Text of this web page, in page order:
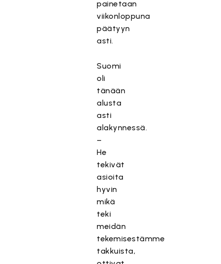
painetaan
viikonloppuna
päätyyn
asti.
Suomi
oli
tänään
alusta
asti
alakynnessä.
–
He
tekivät
asioita
hyvin
mikä
teki
meidän
tekemisestämme
takkuista,